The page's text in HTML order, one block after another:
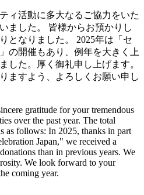
ィ活動に多大なるご協力をいた
ました。 皆様からお預かりし
となりました。 2025年は「セ
の開催もあり、例年を大きく上
した。厚く御礼申し上げます。
ますよう、よろしくお願い申し
gratitude for your tremendous
over the past year. The total
as follows: In 2025, thanks in part
Japan," we received a
than in previous years. We
We look forward to your
coming year.